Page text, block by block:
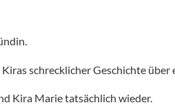
schrecklicher Geschichte
Kira Marie tatsächlich wieder.